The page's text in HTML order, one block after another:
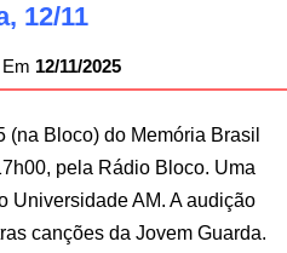
12/11
12/11/2025
Bloco) do Memória Brasil
pela Rádio Bloco. Uma
Universidade AM. A audição
canções da Jovem Guarda.